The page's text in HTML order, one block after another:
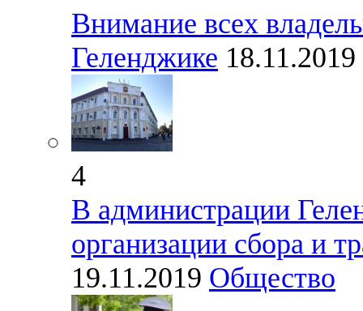
Внимание всех
Геленджике 18.11.2019
4
В администрации
организации сбора и
19.11.2019 Общество